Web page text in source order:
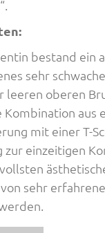
bestand ein
sehr
leeren oberen
aus
mit einer T-
einzeitigen
sehr